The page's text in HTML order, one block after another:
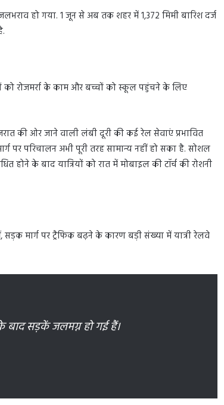
हो गया. 1 जून से अब तक शहर में 1,372 मिमी बारिश दर्ज
रोजमर्रा के काम और बच्चों को स्कूल पहुंचने के लिए
की ओर जाने वाली लंबी दूरी की कई रेल सेवाएं प्रभावित
पर परिचालन अभी पूरी तरह सामान्य नहीं हो सका है. सोशल
के बाद यात्रियों को रात में मोबाइल की टॉर्च की रोशनी
सड़क मार्ग पर ट्रैफिक बढ़ने के कारण बड़ी संख्या में यात्री रेलवे
के बाद सड़कें जलमग्न हो गई हैं।